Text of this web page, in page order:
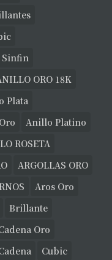
ORO 18K
Plata
Anillo Platino
ROSETA
ARGOLLAS ORO
Aros Oro
Brillante
Oro
Cubic